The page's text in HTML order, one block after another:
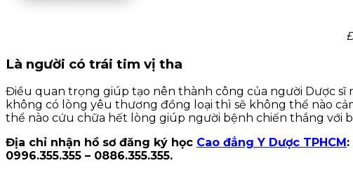
Là người có trái tim vị tha
Điều quan trọng giúp tạo nên thành công của người Dược sĩ
không có lòng yêu thương đồng loại thì sẽ không thể nào
thể nào cứu chữa hết lòng giúp người bệnh chiến thắng với
Địa chỉ nhận hồ sơ đăng ký học Cao đẳng Y Dược TPHCM :
0996.355.355 – 0886.355.355.